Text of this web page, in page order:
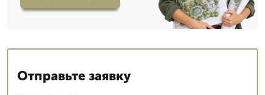
Отправьте заявку